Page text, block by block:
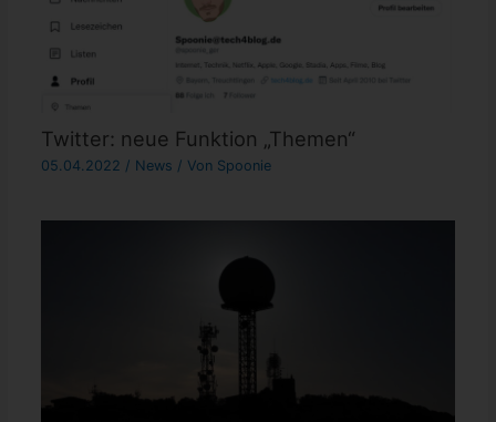
Twitter: neue Funktion „Themen“
05.04.2022 / News / Von Spoonie